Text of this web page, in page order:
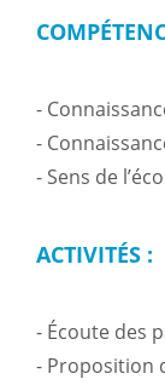
-
-
- Sens de
ACTIVITÉS :
- Écoute des
- Proposition